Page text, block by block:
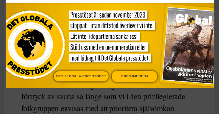
Det är de stora vågrörelserna som spelar roll, och de
behöver hanteras utifrån sin särart. Rasismen mot svarta i
USA har ju sin alldeles unika grund, inte bara i slaveriet
utan också den segregation som lilla Ruby var med och
bröt.
Vi kan inte ha en saklig dialog om vitas kontinuerliga
förtryck av svarta så länge som vi i den privilegierade
folkgruppen envisas med att prioritera självömkan
DET GLOBALA PRESSTÖDET PRENUMERERA